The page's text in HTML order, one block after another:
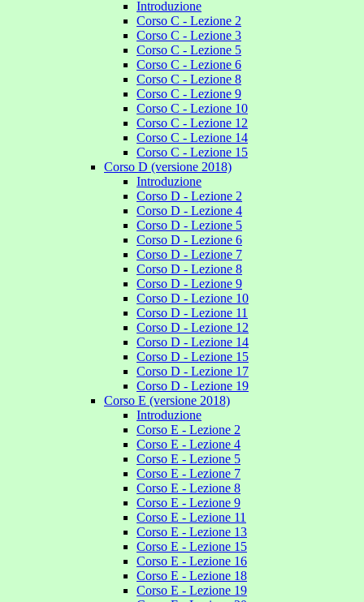
Introduzione
Corso C - Lezione 2
Corso C - Lezione 3
Corso C - Lezione 5
Corso C - Lezione 6
Corso C - Lezione 8
Corso C - Lezione 9
Corso C - Lezione 10
Corso C - Lezione 12
Corso C - Lezione 14
Corso C - Lezione 15
Corso D (versione 2018)
Introduzione
Corso D - Lezione 2
Corso D - Lezione 4
Corso D - Lezione 5
Corso D - Lezione 6
Corso D - Lezione 7
Corso D - Lezione 8
Corso D - Lezione 9
Corso D - Lezione 10
Corso D - Lezione 11
Corso D - Lezione 12
Corso D - Lezione 14
Corso D - Lezione 15
Corso D - Lezione 17
Corso D - Lezione 19
Corso E (versione 2018)
Introduzione
Corso E - Lezione 2
Corso E - Lezione 4
Corso E - Lezione 5
Corso E - Lezione 7
Corso E - Lezione 8
Corso E - Lezione 9
Corso E - Lezione 11
Corso E - Lezione 13
Corso E - Lezione 15
Corso E - Lezione 16
Corso E - Lezione 18
Corso E - Lezione 19